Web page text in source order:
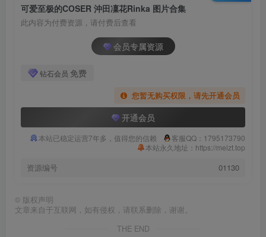
可爱至极的COSER 沖田凜花Rinka 图片合集
此内容为付费资源，请付费后查看
会员专属资源
钻石会员 免费
您暂无购买权限，请先开通会员
开通会员
本站已稳定运营7年多，值得您的信赖
客服QQ：1795173790
本站永久地址：https://meizt.top
资源编号 01130
© 版权声明
文章来自于互联网，如有侵权，请联系删除，谢谢。
THE END